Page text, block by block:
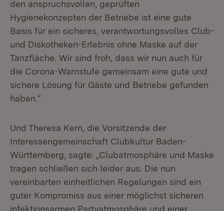
den anspruchsvollen, geprüften
Hygienekonzepten der Betriebe ist eine gute
Basis für ein sicheres, verantwortungsvolles Club-
und Diskotheken-Erlebnis ohne Maske auf der
Tanzfläche. Wir sind froh, dass wir nun auch für
die Corona-Warnstufe gemeinsam eine gute und
sichere Lösung für Gäste und Betriebe gefunden
haben.“
Und Theresa Kern, die Vorsitzende der
Interessengemeinschaft Clubkultur Baden-
Württemberg, sagte: „Clubatmosphäre und Maske
tragen schließen sich leider aus. Die nun
vereinbarten einheitlichen Regelungen sind ein
guter Kompromiss aus einer möglichst sicheren
infektionsarmen Partyatmosphäre und einer